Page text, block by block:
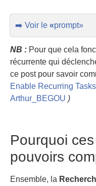
➡️ Voir le «prompt»
NB : Pour que cela
récurrente qui
ce post pour savoir
Enable Recurring
Arthur_BEGOU )
Pourquoi
pouvoirs
Ensemble, la